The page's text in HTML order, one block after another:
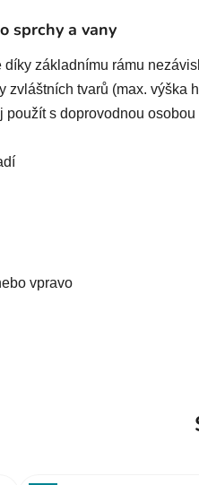
sprchy a vany
základnímu rámu
zvláštních tvarů (max. výška
s doprovodnou
vpravo